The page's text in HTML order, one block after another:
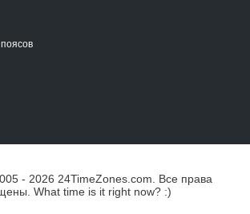
- 2026 24TimeZones.com.
Все права
What time is it right now? :)